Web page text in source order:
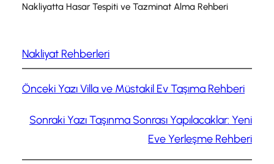
Nakliyatta Hasar Tespiti ve Tazminat Alma Rehberi
Nakliyat Rehberleri
Önceki YazıVilla ve Müstakil Ev Taşıma Rehberi
Sonraki YazıTaşınma Sonrası Yapılacaklar: Yeni
Eve Yerleşme Rehberi